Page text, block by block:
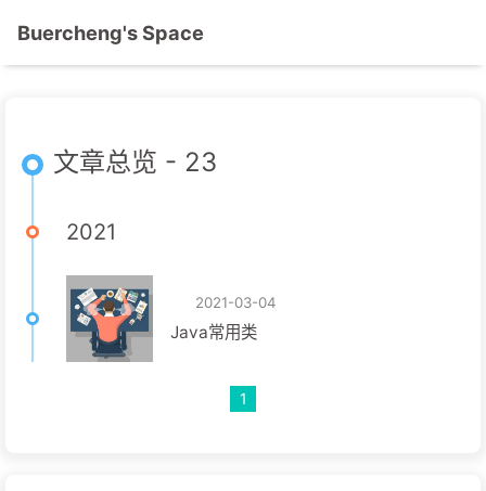
Buercheng's Space
文章总览 - 23
2021
2021-03-04
Java常用类
1